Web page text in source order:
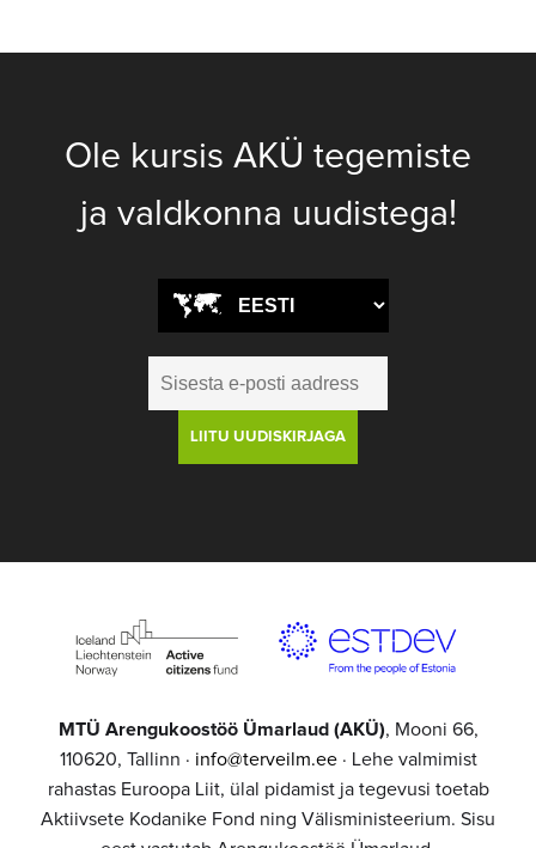
Ole kursis AKÜ tegemiste
ja valdkonna uudistega!
MTÜ Arengukoostöö Ümarlaud (AKÜ), Mooni 66,
110620, Tallinn · info@terveilm.ee· Lehe valmimist
rahastas Euroopa Liit, ülal pidamist ja tegevusi toetab
Aktiivsete Kodanike Fond ning Välisministeerium. Sisu